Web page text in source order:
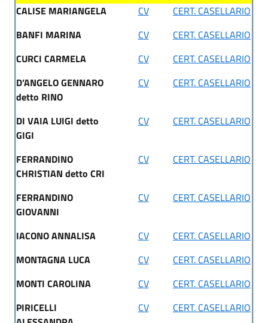
CALISE MARIANGELA
CV
CERT. CASELLARIO
BANFI MARINA
CV
CERT. CASELLARIO
CURCI CARMELA
CV
CERT. CASELLARIO
D’ANGELO GENNARO
detto RINO
CV CERT. CASELLARIO
DI VAIA LUIGI detto
GIGI
CV CERT. CASELLARIO
FERRANDINO
CHRISTIAN detto CRI
CV CERT. CASELLARIO
FERRANDINO
GIOVANNI
CV CERT. CASELLARIO
IACONO ANNALISA CV
CERT. CASELLARIO
MONTAGNA LUCA
CV
CERT. CASELLARIO
MONTI CAROLINA
CV
CERT. CASELLARIO
PIRICELLI
CV CERT. CASELLARIO